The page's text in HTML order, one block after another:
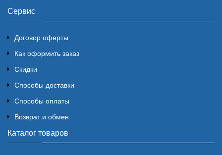
Сервис
Договор оферты
Как оформить заказ
Скидки
Способы доставки
Способы оплаты
Возврат и обмен
Каталог товаров